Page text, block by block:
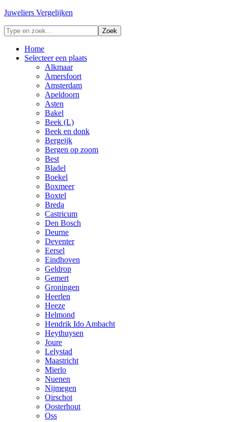
Juweliers Vergelijken
Home
Selecteer een plaats
Alkmaar
Amersfoort
Amsterdam
Apeldoorn
Asten
Bakel
Beek (L)
Beek en donk
Bergeijk
Bergen op zoom
Best
Bladel
Boekel
Boxmeer
Boxtel
Breda
Castricum
Den Bosch
Deurne
Deventer
Eersel
Eindhoven
Geldrop
Gemert
Groningen
Heerlen
Heeze
Helmond
Hendrik Ido Ambacht
Heythuysen
Joure
Lelystad
Maastricht
Mierlo
Nuenen
Nijmegen
Oirschot
Oosterhout
Oss